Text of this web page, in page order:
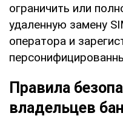
ограничить или
удаленную замену
оператора и
Правила
владельцев